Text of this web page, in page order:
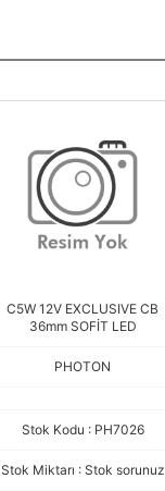
C5W 12V EXCLUSIVE CB
36mm SOFİT LED
PHOTON
Stok Kodu : PH7026
Stok Miktarı : Stok sorunuz